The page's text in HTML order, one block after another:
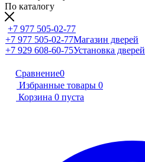
По каталогу
+7 977 505-02-77
+7 977 505-02-77Магазин дверей
+7 929 608-60-75Установка дверей
Сравнение0
Избранные товары 0
Корзина 0 пуста